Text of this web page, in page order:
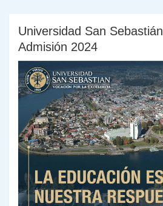
Universidad San Sebastián
Admisión 2024